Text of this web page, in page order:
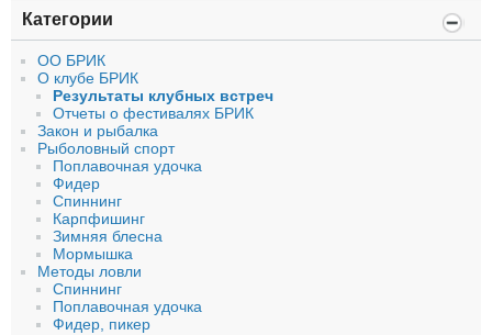
Категории
ОО БРИК
О клубе БРИК
Результаты клубных встреч
Отчеты о фестивалях БРИК
Закон и рыбалка
Рыболовный спорт
Поплавочная удочка
Фидер
Спиннинг
Карпфишинг
Зимняя блесна
Мормышка
Методы ловли
Спиннинг
Поплавочная удочка
Фидер, пикер